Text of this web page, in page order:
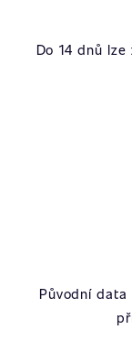
Do 14 dnů
Původní data